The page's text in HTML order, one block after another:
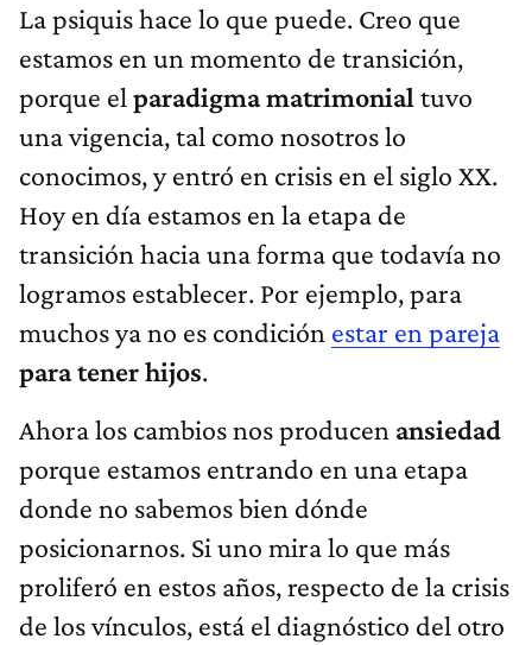
La psiquis hace lo que puede. Creo que
estamos en un momento de transición,
porque el paradigma matrimonial tuvo
una vigencia, tal como nosotros lo
conocimos, y entró en crisis en el siglo XX.
Hoy en día estamos en la etapa de
transición hacia una forma que todavía no
logramos establecer. Por ejemplo, para
muchos ya no es condición estar en pareja
para tener hijos.
Ahora los cambios nos producen ansiedad
porque estamos entrando en una etapa
donde no sabemos bien dónde
posicionarnos. Si uno mira lo que más
proliferó en estos años, respecto de la crisis
de los vínculos, está el diagnóstico del otro